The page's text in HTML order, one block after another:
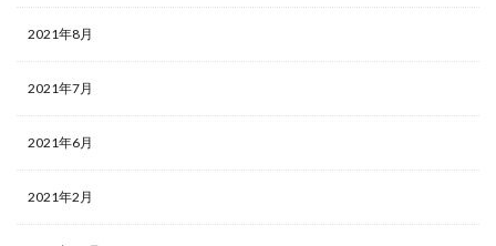
2021年8月
2021年7月
2021年6月
2021年2月